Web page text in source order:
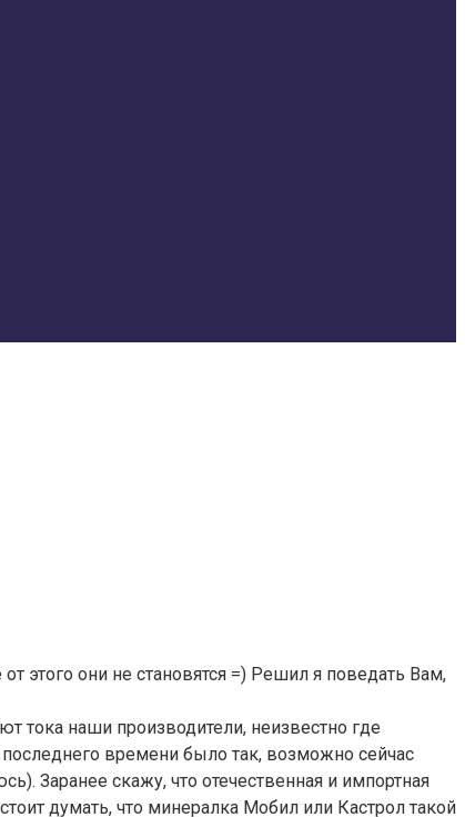
этого они не становятся =) Решил я поведать Вам,
тока наши производители, неизвестно где
времени было так, возможно сейчас
Заранее скажу, что отечественная и импортная
думать, что минералка Мобил или Кастрол такой